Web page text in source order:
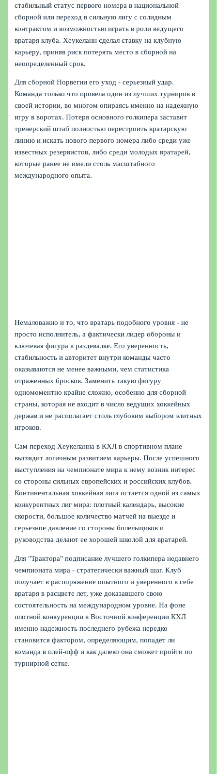
стабильный статус первого номера в национальной
сборной или переход в сильную лигу с солидным
контрактом и возможностью играть в роли ведущего
вратаря клуба. Хеукеланн сделал ставку на клубную
карьеру, приняв риск потерять место в сборной на
неопределенный срок.
Для сборной Норвегии его уход - серьезный удар.
Команда только что провела один из лучших турниров в
своей истории, во многом опираясь именно на надежную
игру в воротах. Потеря основного голкипера заставит
тренерский штаб полностью перестроить вратарскую
линию и искать нового первого номера либо среди уже
известных резервистов, либо среди молодых вратарей,
которые ранее не имели столь масштабного
международного опыта.
Немаловажно и то, что вратарь подобного уровня - не
просто исполнитель, а фактически лидер обороны и
ключевая фигура в раздевалке. Его уверенность,
стабильность и авторитет внутри команды часто
оказываются не менее важными, чем статистика
отраженных бросков. Заменить такую фигуру
одномоментно крайне сложно, особенно для сборной
страны, которая не входит в число ведущих хоккейных
держав и не располагает столь глубоким выбором элитных
игроков.
Сам переход Хеукеланна в КХЛ в спортивном плане
выглядит логичным развитием карьеры. После успешного
выступления на чемпионате мира к нему возник интерес
со стороны сильных европейских и российских клубов.
Континентальная хоккейная лига остается одной из самых
конкурентных лиг мира: плотный календарь, высокие
скорости, большое количество матчей на выезде и
серьезное давление со стороны болельщиков и
руководства делают ее хорошей школой для вратарей.
Для "Трактора" подписание лучшего голкипера недавнего
чемпионата мира - стратегически важный шаг. Клуб
получает в распоряжение опытного и уверенного в себе
вратаря в расцвете лет, уже доказавшего свою
состоятельность на международном уровне. На фоне
плотной конкуренции в Восточной конференции КХЛ
именно надежность последнего рубежа нередко
становится фактором, определяющим, попадет ли
команда в плей-офф и как далеко она сможет пройти по
турнирной сетке.